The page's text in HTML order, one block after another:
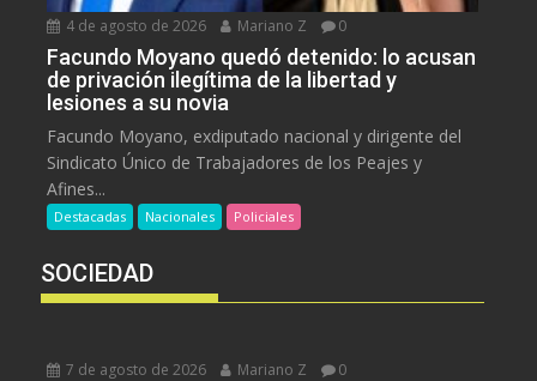
4 de agosto de 2026 Mariano Z 0
Facundo Moyano quedó detenido: lo acusan
de privación ilegítima de la libertad y
lesiones a su novia
Facundo Moyano, exdiputado nacional y dirigente del
Sindicato Único de Trabajadores de los Peajes y
Afines...
Destacadas Nacionales Policiales
SOCIEDAD
7 de agosto de 2026 Mariano Z 0